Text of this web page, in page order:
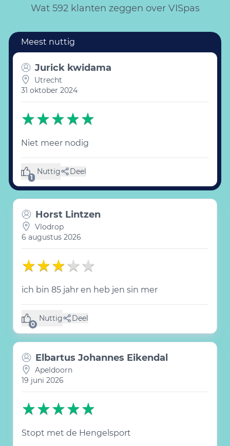
Wat 592 klanten zeggen over VISpas
Jurick kwidama
Utrecht
31 oktober 2024
Niet meer nodig
1
Nuttig
(1 like) Deel
Horst Lintzen
Vlodrop
6 augustus 2026
ich bin 85 jahr en heb jen sin mer
0
Nuttig
(0 like) Deel
Elbartus Johannes Eikendal
Apeldoorn
19 juni 2026
Stopt met de Hengelsport